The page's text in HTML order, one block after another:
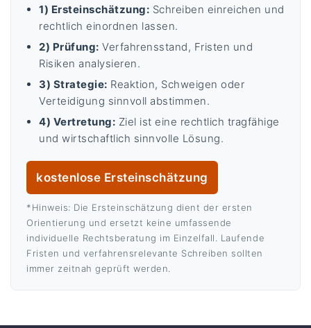
1) Ersteinschätzung: Schreiben einreichen und
rechtlich einordnen lassen.
2) Prüfung: Verfahrensstand, Fristen und
Risiken analysieren.
3) Strategie: Reaktion, Schweigen oder
Verteidigung sinnvoll abstimmen.
4) Vertretung: Ziel ist eine rechtlich tragfähige
und wirtschaftlich sinnvolle Lösung.
kostenlose Ersteinschätzung
*Hinweis: Die Ersteinschätzung dient der ersten
Orientierung und ersetzt keine umfassende
individuelle Rechtsberatung im Einzelfall. Laufende
Fristen und verfahrensrelevante Schreiben sollten
immer zeitnah geprüft werden.